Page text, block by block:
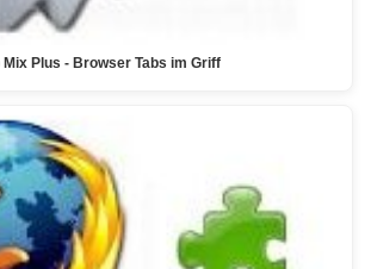
Mix Plus - Browser Tabs im Griff